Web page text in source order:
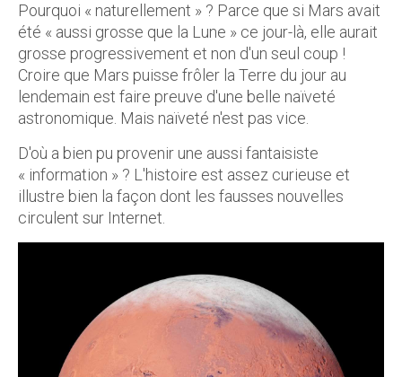
Pourquoi « naturellement » ? Parce que si Mars avait
été « aussi grosse que la Lune » ce jour-là, elle aurait
grosse progressivement et non d'un seul coup !
Croire que Mars puisse frôler la Terre du jour au
lendemain est faire preuve d'une belle naïveté
astronomique. Mais naïveté n'est pas vice.
D'où a bien pu provenir une aussi fantaisiste
« information » ? L'histoire est assez curieuse et
illustre bien la façon dont les fausses nouvelles
circulent sur Internet.